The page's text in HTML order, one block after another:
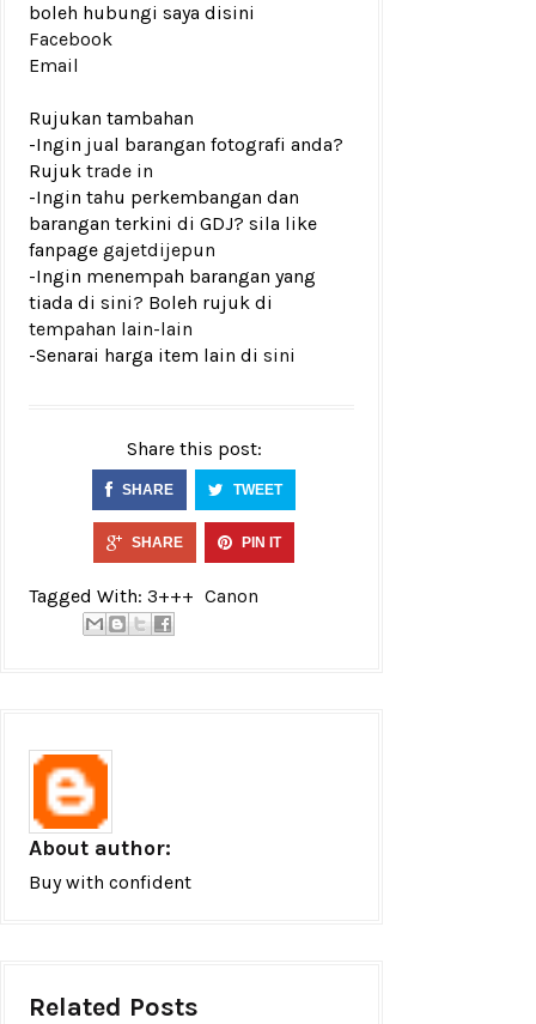
boleh hubungi saya disini
Facebook
Email
Rujukan tambahan
-Ingin jual barangan fotografi anda?
Rujuk trade in
-Ingin tahu perkembangan dan
barangan terkini di GDJ? sila like
fanpage gajetdijepun
-Ingin menempah barangan yang
tiada di sini? Boleh rujuk di
tempahan lain-lain
-Senarai harga item lain di sini
Share this post:
SHARE TWEET
SHARE PIN IT
Tagged With: 3+++ Canon
About author:
Buy with confident
Related Posts